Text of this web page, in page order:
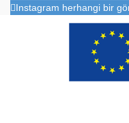
Instagram herhangi bir